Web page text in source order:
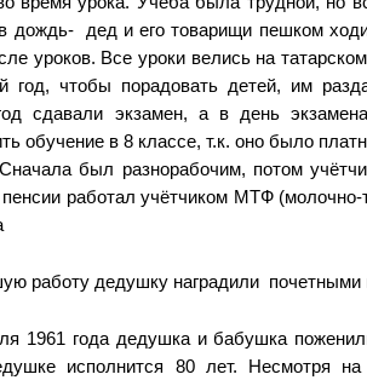
дождь- дед и его товарищи пешком
уроков. Все уроки велись на
год, чтобы порадовать детей, им
сдавали экзамен, а в день
обучение в 8 классе, т.к. оно было
был разнорабочим, потом
пенсии работал учётчиком МТФ
работу дедушку наградили почетными
1961 года дедушка и бабушка
исполнится 80 лет. Несмотря